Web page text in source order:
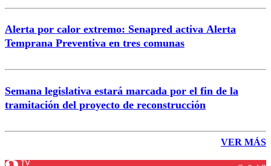
Alerta por calor extremo: Senapred activa Alerta
Temprana Preventiva en tres comunas
Semana legislativa estará marcada por el fin de la
tramitación del proyecto de reconstrucción
VER MÁS